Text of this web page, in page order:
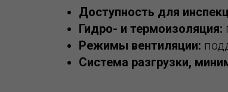
Доступность для
Гидро- и термоизоляция:
Режимы вентиляции:
Система разгрузки,